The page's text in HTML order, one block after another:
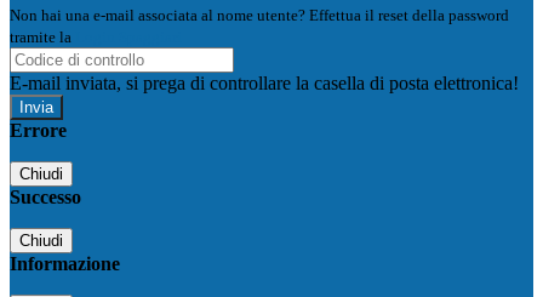
Non hai una e-mail associata al nome utente? Effettua il reset della password
tramite la
E-mail inviata, si prega di controllare la casella di posta elettronica!
Errore
Chiudi
Successo
Chiudi
Informazione